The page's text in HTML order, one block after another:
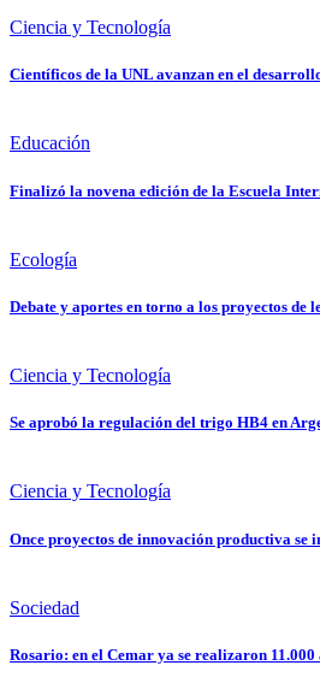
Ciencia y Tecnología
Científicos de la UNL avanzan en el
Educación
Finalizó la novena edición de la Escuela
Ecología
Debate y aportes en torno a los proyectos de
Ciencia y Tecnología
Se aprobó la regulación del trigo HB4 en
Ciencia y Tecnología
Once proyectos de innovación productiva se
Sociedad
Rosario: en el Cemar ya se realizaron